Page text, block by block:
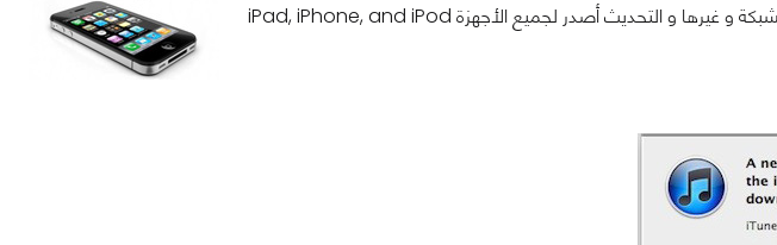
مثل : AV-out و الرسوم في iPod touch و مشاكل الشبكة و غيرها و التحديث أصدر لجميع الأجهزة iPad, iPhone, and iPod